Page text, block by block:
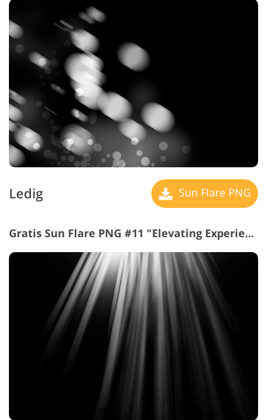
Ledig Sun Flare PNG
Gratis Sun Flare PNG #11 "Elevating Experience"